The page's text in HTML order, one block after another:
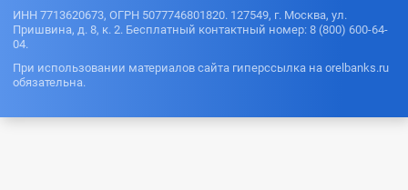
ИНН 7713620673, ОГРН 5077746801820. 127549, г. Москва, ул.
Пришвина, д. 8, к. 2. Бесплатный контактный номер: 8 (800) 600-64-
04.
При использовании материалов сайта гиперссылка на orelbanks.ru
обязательна.